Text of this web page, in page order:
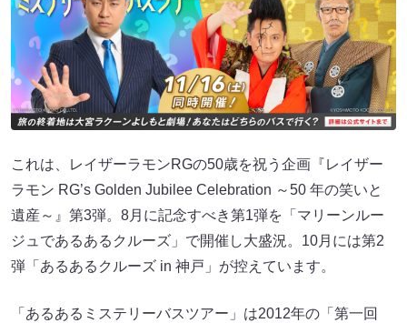
これは、レイザーラモンRGの50歳を祝う企画『レイザー
ラモン RG’s Golden Jubilee Celebration ～50 年の笑いと
遺産～』第3弾。8月に記念すべき第1弾を「マリーンルー
ジュであるあるクルーズ」で開催し大盛況。10月には第2
弾「あるあるクルーズ in 神戸」が控えています。
「あるあるミステリーバスツアー」は2012年の「第一回